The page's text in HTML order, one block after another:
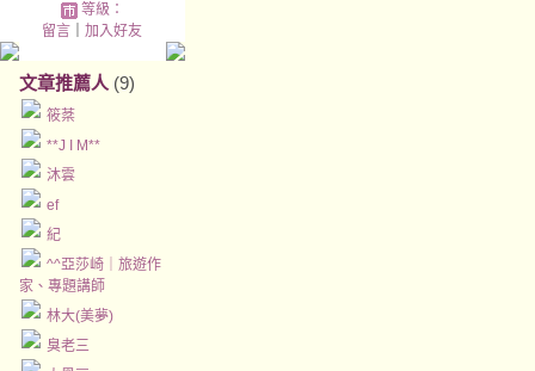
等級：
留言 ｜加入好友
文章推薦人 (9)
筱棻
**J I M**
沐雲
ef
紀
^^亞莎崎｜旅遊作
家、專題講師
林大(美夢)
臭老三